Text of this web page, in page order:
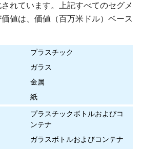
れています。上記すべてのセグメ
値は、価値（百万米ドル）ベース
プラスチック
ガラス
金属
紙
プラスチックボトルおよびコ
ンテナ
ガラスボトルおよびコンテナ